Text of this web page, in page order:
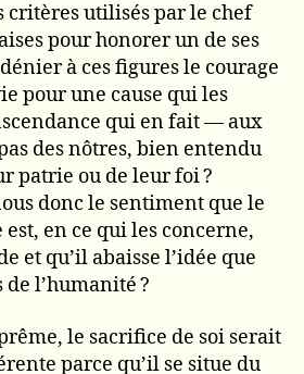
critères utilisés par le chef
pour honorer un de ses
à ces figures le courage
pour une cause qui les
qui en fait — aux
des nôtres, bien entendu
patrie ou de leur foi ?
donc le sentiment que le
en ce qui les concerne,
et qu’il abaisse l’idée que
l’humanité ?
le sacrifice de soi serait
parce qu’il se situe du